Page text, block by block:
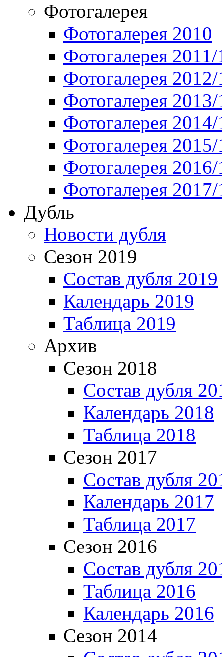
Фотогалерея
Фотогалерея 2010
Фотогалерея 2011/
Фотогалерея
Фотогалерея
Фотогалерея
Фотогалерея
Фотогалерея
Фотогалерея
Дубль
Новости дубля
Сезон 2019
Состав дубля 2019
Календарь 2019
Таблица 2019
Архив
Сезон 2018
Состав дубля
Календарь 2018
Таблица 2018
Сезон 2017
Состав дубля
Календарь 2017
Таблица 2017
Сезон 2016
Состав дубля
Таблица 2016
Календарь 2016
Сезон 2014